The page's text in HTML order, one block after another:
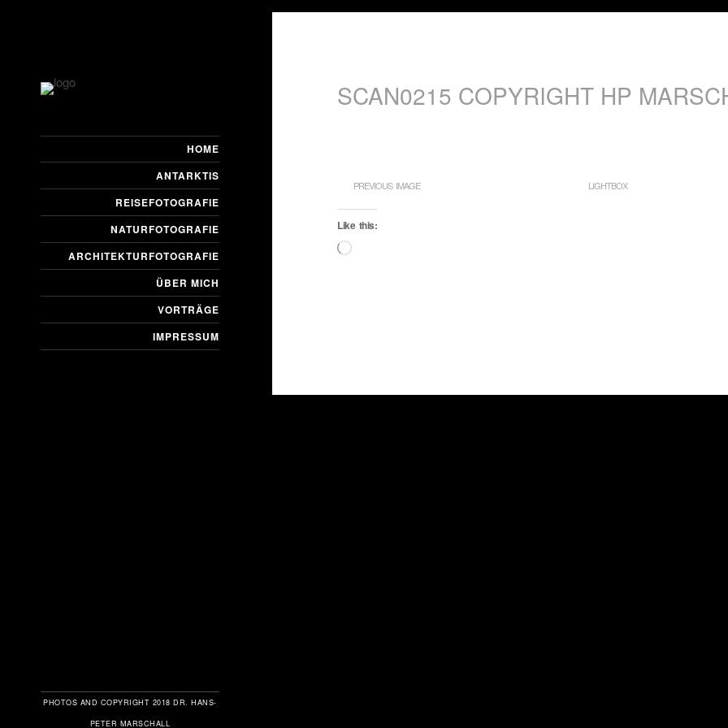
HOME
ANTARKTIS
REISEFOTOGRAFIE
NATURFOTOGRAFIE
ARCHITEKTURFOTOGRAFIE
ÜBER MICH
VORTRÄGE
IMPRESSUM
PHOTOS AND COPYRIGHT 2018 DR. HANS-
PETER MARSCHALL
SCAN0215 COPYRIGHT HP
PREVIOUS IMAGE LIGHTBOX
Like this:
Loading…